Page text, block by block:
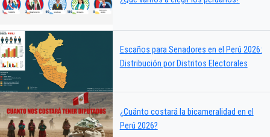
Escaños para Senadores en el Perú 2026:
Distribución por Distritos Electorales
¿Cuánto costará la bicameralidad en el
Perú 2026?